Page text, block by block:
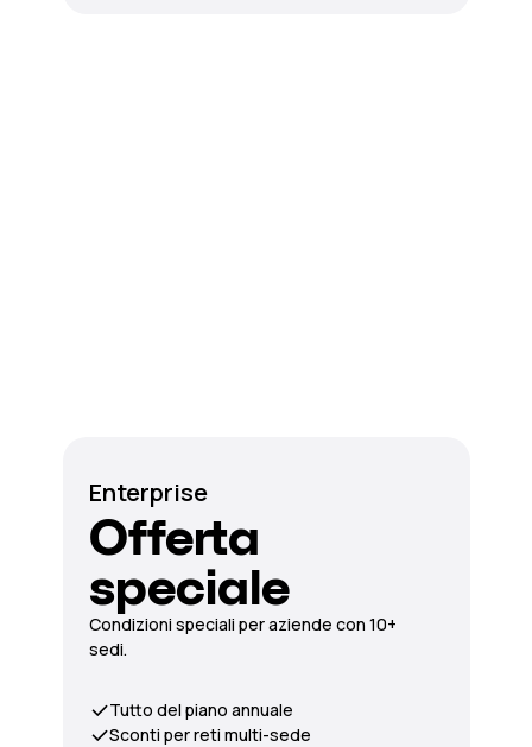
Enterprise
Offerta
speciale
Condizioni speciali per aziende con 10+
sedi.
Tutto del piano annuale
Sconti per reti multi-sede